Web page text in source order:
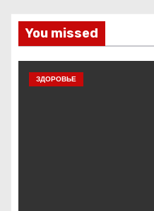
You missed
ЗДОРОВЬЕ